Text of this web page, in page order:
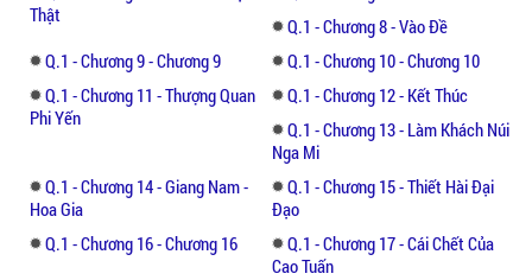
có một ngày, mười vị thần ma tâm đầu ý
hợp, lập ra một đường nối liên kết mười đại
không gian lại với nhau, đặt tên cho nó là
Luân Hồi
Liệu truyện sẽ tiếp diễn như thế nào, mời
bạn đón đọc truyện thú vị này và đi tìm lời
giải những khúc mắc cho mình.
Thật
Q.1 - Chương 8 - Vào Đề
Q.1 - Chương 9 - Chương 9
Q.1 - Chương 10 - Chương 10
Q.1 - Chương 11 - Thượng Quan
Phi Yến
Q.1 - Chương 12 - Kết Thúc
Q.1 - Chương 13 - Làm Khách Núi
Nga Mi
Q.1 - Chương 14 - Giang Nam -
Hoa Gia
Q.1 - Chương 15 - Thiết Hài Đại
Đạo
Q.1 - Chương 16 - Chương 16
Q.1 - Chương 17 - Cái Chết Của
Cao Tuấn